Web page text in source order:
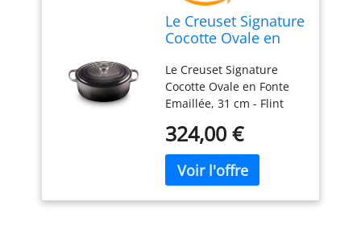
Le Creuset Signature
Cocotte Ovale en
cm - Flint
Le Creuset Signature
Cocotte Ovale en Fonte
Emaillée, 31 cm - Flint
Fonte émaillée
324,00 €